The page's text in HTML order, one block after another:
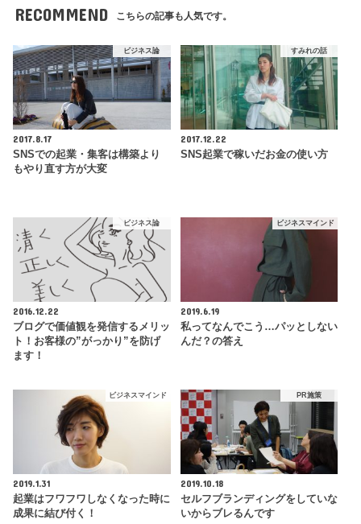
RECOMMEND こちらの記事も人気です。
ビジネス論
2017.8.17
SNSでの起業・集客は構築より
もやり直す方が大変
すみれの話
2017.12.22
SNS起業で稼いだお金の使い方
ビジネス論
2016.12.22
ブログで価値観を発信するメリッ
ト！お客様の”がっかり”を防げ
ます！
ビジネスマインド
2019.6.19
私ってなんでこう…パッとしない
んだ？の答え
ビジネスマインド
2019.1.31
起業はフワフワしなくなった時に
成果に結び付く！
PR施策
2019.10.18
セルフブランディングをしていな
いからブレるんです